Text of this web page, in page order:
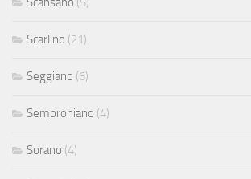
Scarlino (21)
Seggiano (6)
Semproniano (4)
Sorano (4)